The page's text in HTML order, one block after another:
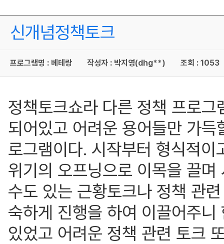
신개념정책토크
프로그램명 : 베테랑 작성자 : 박지영(dhg**) 조회 : 1053
정책토크쇼라 다른 정책 프로
되어있고 어려운 용어들만 가
로그램이다. 시작부터 형식적
위기의 오프닝으로 이목을 끌
수도 있는 근황토크나 정책 관
숙하게 진행을 하여 이끌어주
있었고 어려운 정책 관련 토크